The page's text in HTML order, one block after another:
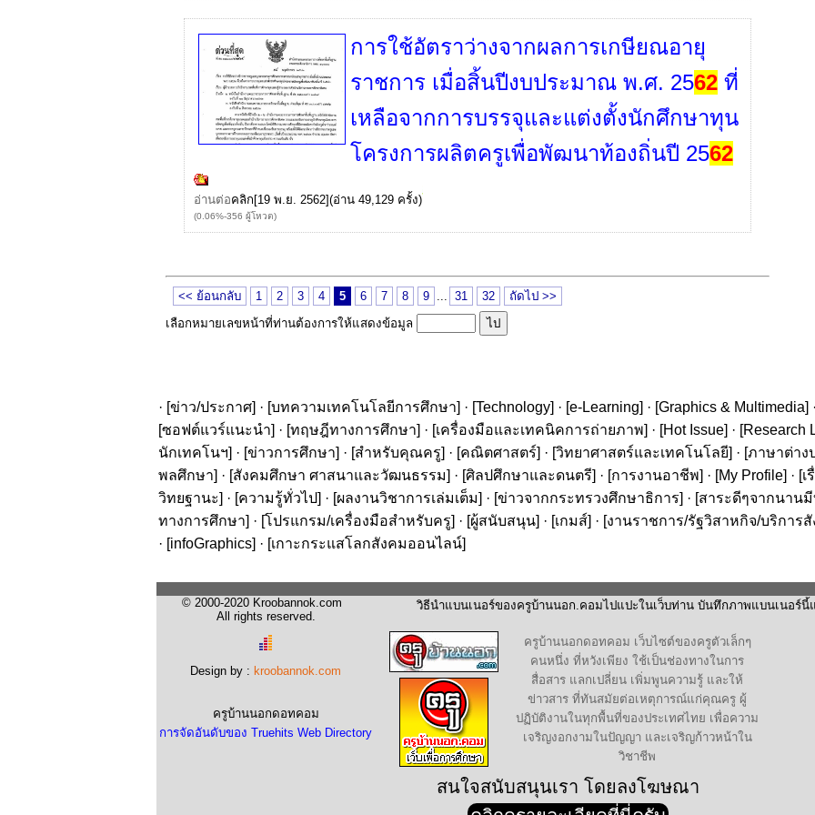
การใช้อัตราว่างจากผลการเกษียณอายุ
ราชการ เมื่อสิ้นปีงบประมาณ พ.ศ. 2562 ที่
เหลือจากการบรรจุและแต่งตั้งนักศึกษาทุน
โครงการผลิตครูเพื่อพัฒนาท้องถิ่นปี 2562
อ่านต่อคลิก[19 พ.ย. 2562](อ่าน 49,129 ครั้ง)
(0.06%-356 ผู้โหวต)
<< ย้อนกลับ 1 2 3 4 5 6 7 8 9 31 32
ถัดไป >>
เลือกหมายเลขหน้าที่ท่านต้องการให้แสดงข้อมูล
· [ข่าว/ประกาศ] · [บทความเทคโนโลยีการศึกษา] · [Technology] · [e-Learning] · [Graphics & Multimedia]
[ซอฟต์แวร์แนะนำ] · [ทฤษฎีทางการศึกษา] · [เครื่องมือและเทคนิคการถ่ายภาพ] · [Hot Issue] · [Research
นักเทคโนฯ] · [ข่าวการศึกษา] · [สำหรับคุณครู] · [คณิตศาสตร์] · [วิทยาศาสตร์และเทคโนโลยี] · [ภาษาต่าง
พลศึกษา] · [สังคมศึกษา ศาสนาและวัฒนธรรม] · [ศิลปศึกษาและดนตรี] · [การงานอาชีพ] · [My Profile] · [เ
วิทยฐานะ] · [ความรู้ทั่วไป] · [ผลงานวิชาการเล่มเต็ม] · [ข่าวจากกระทรวงศึกษาธิการ] · [สาระดีๆจากนาน
ทางการศึกษา] · [โปรแกรม/เครื่องมือสำหรับครู] · [ผู้สนับสนุน] · [เกมส์] · [งานราชการ/รัฐวิสาหกิจ/บริการสั
· [infoGraphics] · [เกาะกระแสโลกสังคมออนไลน์]
© 2000-2020 Kroobannok.com
All rights reserved.
Design by : kroobannok.com
ครูบ้านนอกดอทคอม
การจัดอันดับของ Truehits Web Directory
วิธีนำแบนเนอร์ของครูบ้านนอก.คอมไปแปะในเว็บท่าน บันทึกภาพแบนเนอร์นี้
ครูบ้านนอกดอทคอม เว็บไซต์ของครูตัวเล็กๆ
คนหนึ่ง ที่หวังเพียง ใช้เป็นช่องทางในการ
สื่อสาร แลกเปลี่ยน เพิ่มพูนความรู้ และให้
ข่าวสาร ที่ทันสมัยต่อเหตุการณ์แก่คุณครู ผู้
ปฏิบัติงานในทุกพื้นที่ของประเทศไทย เพื่อความ
เจริญงอกงามในปัญญา และเจริญก้าวหน้าใน
วิชาชีพ
สนใจสนับสนุนเรา โดยลงโฆษณา